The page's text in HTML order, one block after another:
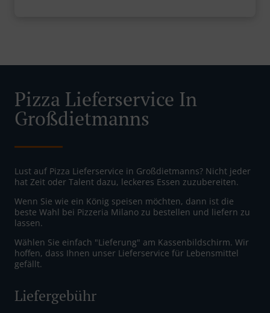
Pizza Lieferservice In
Großdietmanns
Lust auf Pizza Lieferservice in Großdietmanns? Nicht jeder
hat Zeit oder Talent dazu, leckeres Essen zuzubereiten.
Wenn Sie wie ein König speisen möchten, dann ist die
beste Wahl bei Pizzeria Milano zu bestellen und liefern zu
lassen.
Wählen Sie einfach "Lieferung" am Kassenbildschirm. Wir
hoffen, dass Ihnen unser Lieferservice für Lebensmittel
gefällt.
Liefergebühr